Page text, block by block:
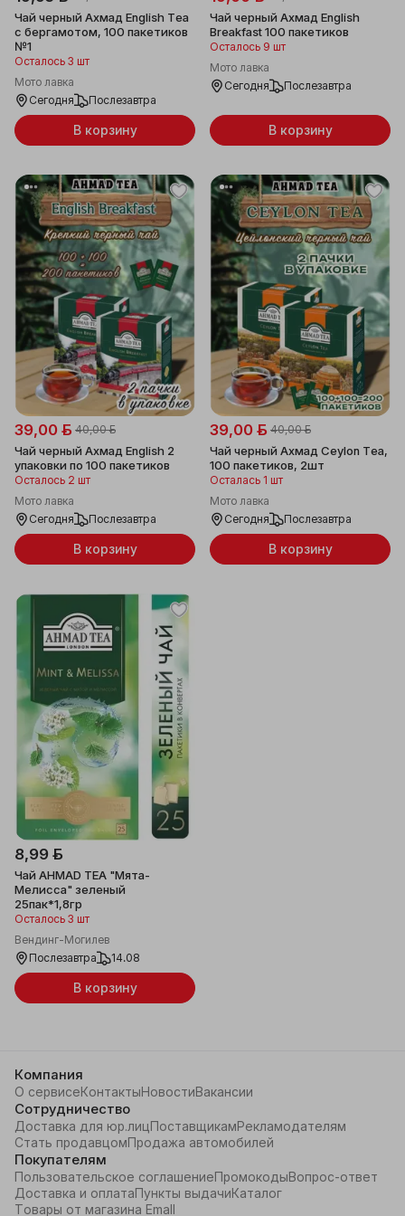
Чай черный Ахмад English Tea
с бергамотом, 100 пакетиков
№1
Осталось 3 шт
Мото лавка
Сегодня
Послезавтра
В корзину
Чай черный Ахмад English
Breakfast 100 пакетиков
Осталось 9 шт
Мото лавка
Сегодня
Послезавтра
В корзину
39,00 ƃ 40,00 ƃ
Чай черный Ахмад English 2
упаковки по 100 пакетиков
Осталось 2 шт
Мото лавка
Сегодня
Послезавтра
В корзину
39,00 ƃ 40,00 ƃ
Чай черный Ахмад Ceylon Tea,
100 пакетиков, 2шт
Осталась 1 шт
Мото лавка
Сегодня
Послезавтра
В корзину
8,99 ƃ
Чай AHMAD TEA "Мята-
Мелисса" зеленый
25пак*1,8гр
Осталось 3 шт
Вендинг-Могилев
Послезавтра
14.08
В корзину
Компания
О сервисеКонтактыНовостиВакансии
Сотрудничество
Доставка для юр.лицПоставщикамРекламодателям
Стать продавцомПродажа автомобилей
Покупателям
Пользовательское соглашениеПромокодыВопрос-ответ
Доставка и оплатаПункты выдачиКаталог
Товары от магазина Emall